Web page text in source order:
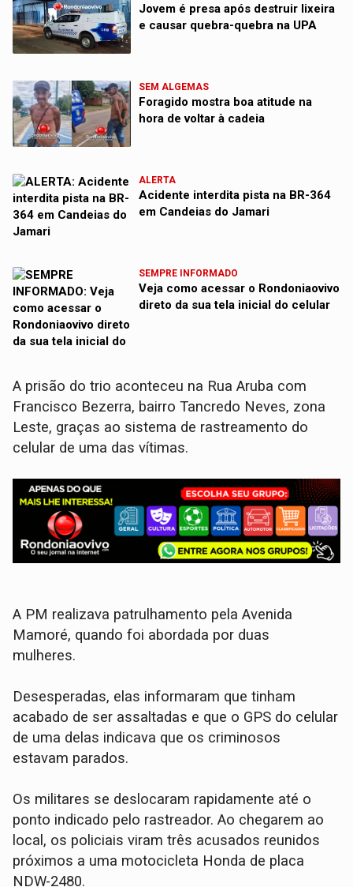
Jovem é presa após destruir lixeira
e causar quebra-quebra na UPA
SEM ALGEMAS
Foragido mostra boa atitude na
hora de voltar à cadeia
ALERTA
Acidente interdita pista na BR-364
em Candeias do Jamari
SEMPRE INFORMADO
Veja como acessar o Rondoniaovivo
direto da sua tela inicial do celular
A prisão do trio aconteceu na Rua Aruba com
Francisco Bezerra, bairro Tancredo Neves, zona
Leste, graças ao sistema de rastreamento do
celular de uma das vítimas.
​A PM realizava patrulhamento pela Avenida
Mamoré, quando foi abordada por duas
mulheres.
Desesperadas, elas informaram que tinham
acabado de ser assaltadas e que o GPS do celular
de uma delas indicava que os criminosos
estavam parados.
​Os militares se deslocaram rapidamente até o
ponto indicado pelo rastreador. Ao chegarem ao
local, os policiais viram três acusados reunidos
próximos a uma motocicleta Honda de placa
NDW-2480.